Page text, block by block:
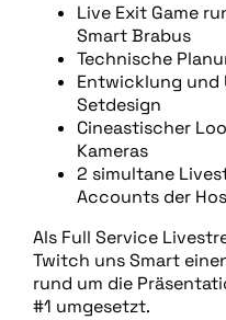
Live Exit Game
Smart Brabus
Technische
Entwicklung und
Setdesign
Cineastischer
Kameras
2 simultane
Accounts der
Als Full Service
Twitch uns Smart
rund um die
#1 umgesetzt.